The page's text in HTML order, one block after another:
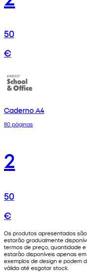
50
€
Caderno A4
80 páginas
2
50
€
Os produtos apresentados
estarão gradualmente
termos de preço, quantidade
estarão disponíveis apenas
exemplos de design e podem
válida até esgotar stock.